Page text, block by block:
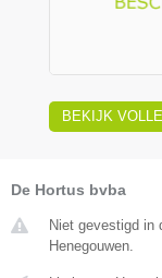
BEKIJK
De Hortus bvba
Niet gevestigd in
Henegouwen.